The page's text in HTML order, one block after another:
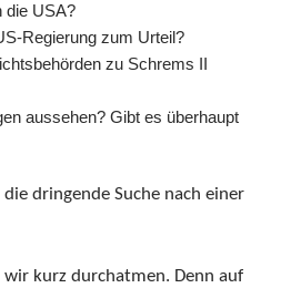
die USA?
Regierung zum Urteil?
zu Schrems II
aussehen? Gibt es überhaupt
dringende Suche nach einer
wir kurz durchatmen. Denn auf